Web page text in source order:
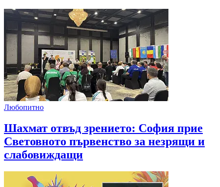
Любопитно
Шахмат отвъд зрението: София прие
Световното първенство за незрящи и
слабовиждащи